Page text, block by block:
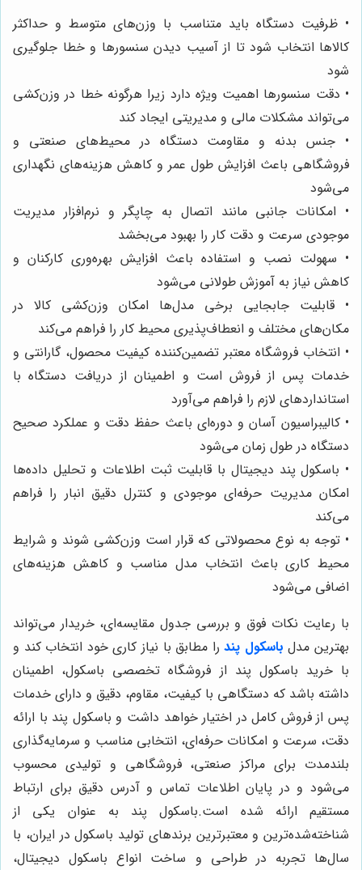
• ظرفیت دستگاه باید متناسب با وزن‌های متوسط و حداکثر
کالاها انتخاب شود تا از آسیب دیدن سنسورها و خطا جلوگیری
شود
• دقت سنسورها اهمیت ویژه دارد زیرا هرگونه خطا در وزن‌کشی
می‌تواند مشکلات مالی و مدیریتی ایجاد کند
• جنس بدنه و مقاومت دستگاه در محیط‌های صنعتی و
فروشگاهی باعث افزایش طول عمر و کاهش هزینه‌های نگهداری
می‌شود
• امکانات جانبی مانند اتصال به چاپگر و نرم‌افزار مدیریت
موجودی سرعت و دقت کار را بهبود می‌بخشد
• سهولت نصب و استفاده باعث افزایش بهره‌وری کارکنان و
کاهش نیاز به آموزش طولانی می‌شود
• قابلیت جابجایی برخی مدل‌ها امکان وزن‌کشی کالا در
مکان‌های مختلف و انعطاف‌پذیری محیط کار را فراهم می‌کند
• انتخاب فروشگاه معتبر تضمین‌کننده کیفیت محصول، گارانتی و
خدمات پس از فروش است و اطمینان از دریافت دستگاه با
استانداردهای لازم را فراهم می‌آورد
• کالیبراسیون آسان و دوره‌ای باعث حفظ دقت و عملکرد صحیح
دستگاه در طول زمان می‌شود
• باسکول پند دیجیتال با قابلیت ثبت اطلاعات و تحلیل داده‌ها
امکان مدیریت حرفه‌ای موجودی و کنترل دقیق انبار را فراهم
می‌کند
• توجه به نوع محصولاتی که قرار است وزن‌کشی شوند و شرایط
محیط کاری باعث انتخاب مدل مناسب و کاهش هزینه‌های
اضافی می‌شود
با رعایت نکات فوق و بررسی جدول مقایسه‌ای، خریدار می‌تواند
بهترین مدل باسکول پند را مطابق با نیاز کاری خود انتخاب کند و
با خرید باسکول پند از فروشگاه تخصصی باسکول، اطمینان
داشته باشد که دستگاهی با کیفیت، مقاوم، دقیق و دارای خدمات
پس از فروش کامل در اختیار خواهد داشت و باسکول پند با ارائه
دقت، سرعت و امکانات حرفه‌ای، انتخابی مناسب و سرمایه‌گذاری
بلندمدت برای مراکز صنعتی، فروشگاهی و تولیدی محسوب
می‌شود و در پایان اطلاعات تماس و آدرس دقیق برای ارتباط
مستقیم ارائه شده است.باسکول پند به عنوان یکی از
شناخته‌شده‌ترین و معتبرترین برندهای تولید باسکول در ایران، با
سال‌ها تجربه در طراحی و ساخت انواع باسکول دیجیتال،